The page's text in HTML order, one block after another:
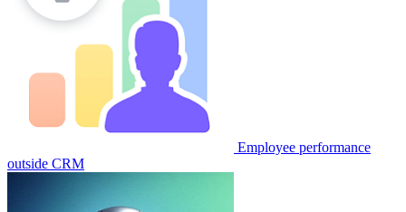
Employee performance
outside CRM